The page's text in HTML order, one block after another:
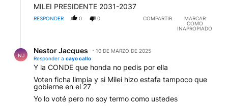
MILEI PRESIDENTE 2031-2037
RESPONDER 0 0 COMPARTIR
MARCAR
COMO
INAPROPIADO
NJ
Nestor Jacques
10 DE MARZO DE 2025
Responder a cayo callo
Y la CONDE que honda no pedis por ella
Voten ficha limpia y si Milei hizo estafa tampoco que
gobierne en el 27
Yo lo voté pero no soy termo como ustedes